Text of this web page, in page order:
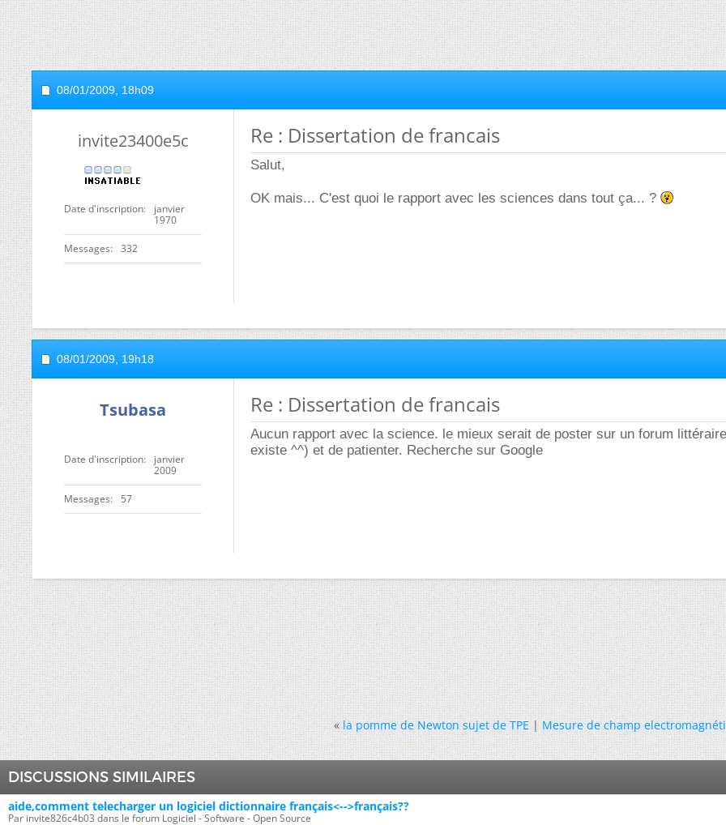
08/01/2009, 18h09
invite23400e5c
Date d'inscription
janvier
1970
Messages 332
Re : Dissertation de francais
Salut,
OK mais... C'est quoi le rapport avec les sciences dans tout ça... ?
08/01/2009, 19h18
Tsubasa
Date d'inscription
janvier
2009
Messages 57
Re : Dissertation de francais
Aucun rapport avec la science. le mieux serait de poster sur un forum
existe ^^) et de patienter. Recherche sur Google
« la pomme de Newton sujet de TPE|Mesure de champ
DISCUSSIONS SIMILAIRES
aide,comment telecharger un logiciel dictionnaire français<-->français??
Par invite826c4b03 dans le forum Logiciel - Software - Open Source